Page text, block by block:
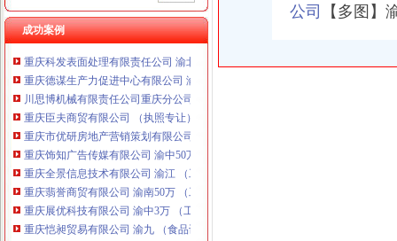
成功案例
重庆恺昶贸易有限公司 渝九 （食品许可证）
重庆同济汽车设计有限公司 渝江25万 （工商注册）
重庆德谋生产力促进中心有限公司 渝大10万 （工商注册）
川思博机械有限责任公司重庆分公司 渝江 （工商注册）
重庆臣夫商贸有限公司 （执照专让）
重庆市优研房地产营销策划有限公司
重庆饰知广告传媒有限公司 渝中50万 （工商注册）
重庆全景信息技术有限公司 渝江 （工商注册）
重庆翡誉商贸有限公司 渝南50万 （工商注册）
重庆展优科技有限公司 渝中3万 （工商注册）
重庆恺昶贸易有限公司 渝九 （食品许可证）
重庆同济汽车设计有限公司 渝江25万 （工商注册）
公司
【多图